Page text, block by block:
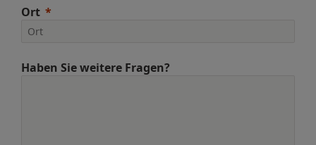
Ort
Haben Sie weitere Fragen?